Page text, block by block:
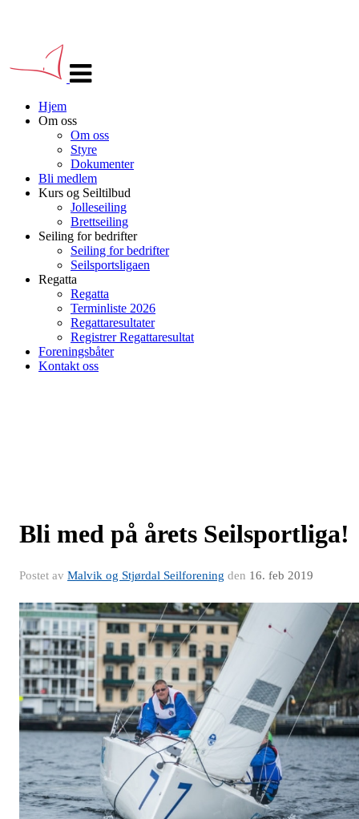
navigasjon
Hjem
Om oss
Om oss
Styre
Dokumenter
Bli medlem
Kurs og Seiltilbud
Jolleseiling
Brettseiling
Seiling for bedrifter
Seiling for bedrifter
Seilsportsligaen
Regatta
Regatta
Terminliste 2026
Regattaresultater
Registrer Regattaresultat
Foreningsbåter
Kontakt oss
Bli med på årets Seilsportliga!
Postet av Malvik og Stjørdal Seilforening den 16. feb 2019